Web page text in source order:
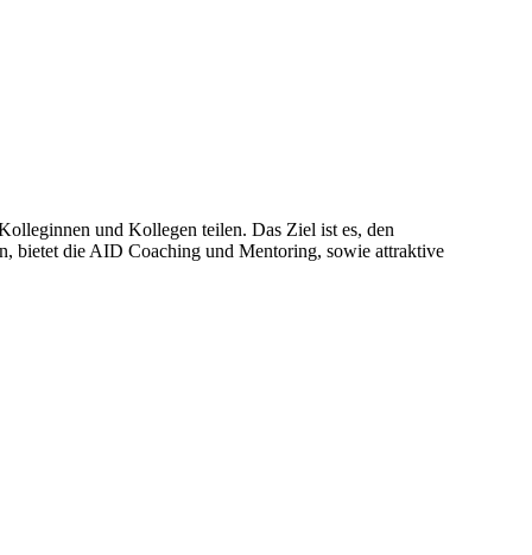
und Kollegen teilen. Das Ziel ist es, den
bietet die AID Coaching und Mentoring, sowie attraktive